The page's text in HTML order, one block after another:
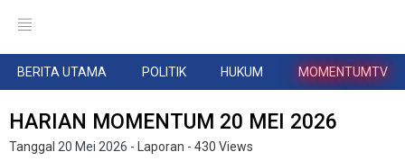
BERITA UTAMA POLITIK HUKUM MOMENTUMTV
HARIAN MOMENTUM 20 MEI 2026
Tanggal 20 Mei 2026 - Laporan - 430 Views